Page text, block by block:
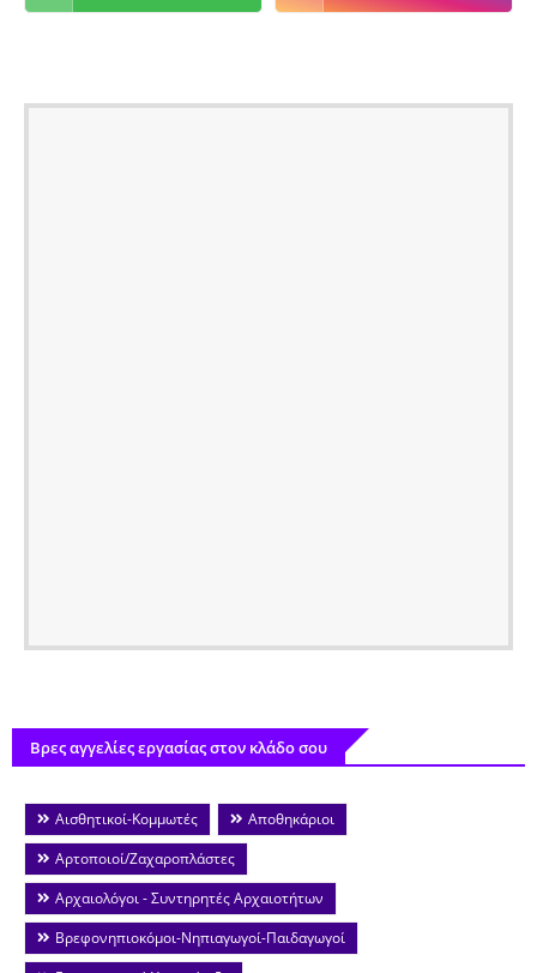
Βρες αγγελίες εργασίας στον κλάδο σου
Αισθητικοί-Κομμωτές
Αποθηκάριοι
Αρτοποιοί/Ζαχαροπλάστες
Αρχαιολόγοι - Συντηρητές Αρχαιοτήτων
Βρεφονηπιοκόμοι-Νηπιαγωγοί-Παιδαγωγοί